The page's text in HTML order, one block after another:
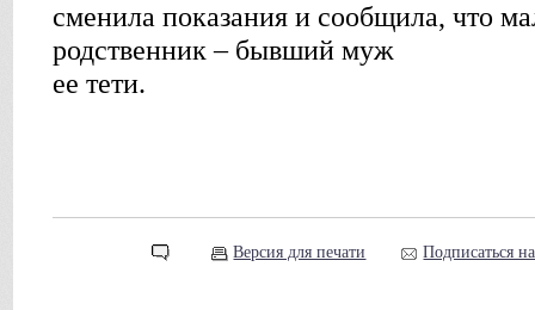
сменила показания и сообщила, что
родственник – бывший муж
ее тети.
Версия для печати Подписаться